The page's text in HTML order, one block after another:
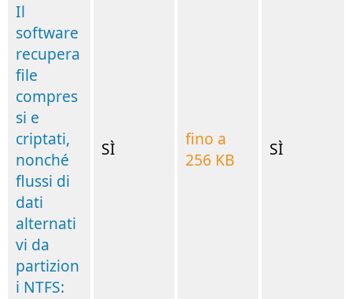
Il
software
recupera
file
compres
si e
criptati,
nonché
flussi di
dati
alternati
vi da
partizion
i NTFS:
SÌ
fino a
256 KB
SÌ